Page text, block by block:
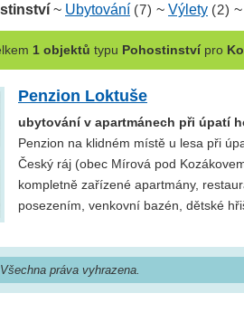
~ Ubytování (7) ~ Výlety (2) ~
1 objektů typu Pohostinstvípro
Penzion Loktuše
ubytování v apartmánech při úpatí
Penzion na klidném místě u lesa při
Český ráj (obec Mírová pod
kompletně zařízené apartmány,
posezením, venkovní bazén, dětské
práva vyhrazena.